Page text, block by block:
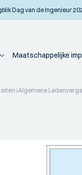
Dag van de Ingenieur
Maatschappelijke
Algemene